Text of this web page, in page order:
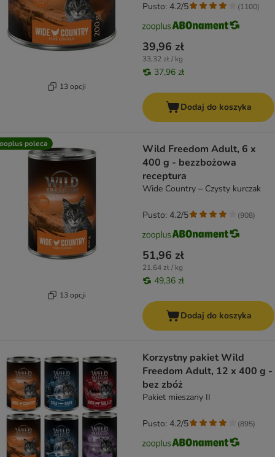
13 opcji
39,96 zł
33,32 zł / kg
37,96 zł
Pusto: 4.2/5 (1100)
Dodaj do koszyka
poleca
13 opcji
Wild Freedom Adult, 6 x
400 g - bezzbożowa
receptura
Wide Country – Czysty kurczak
51,96 zł
21,64 zł / kg
49,36 zł
Pusto: 4.2/5 (908)
Dodaj do koszyka
Korzystny pakiet Wild
Freedom Adult, 12 x 400 g -
bez zbóż
Pakiet mieszany II
Pusto: 4.2/5 (895)